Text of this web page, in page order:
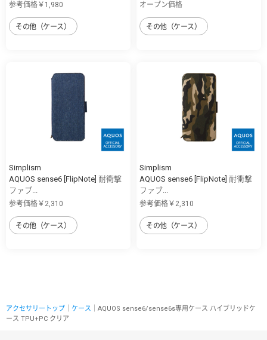
参考価格￥1,980
その他（ケース）
オープン価格
その他（ケース）
Simplism
AQUOS sense6 [FlipNote] 耐衝撃
ファブ...
参考価格￥2,310
その他（ケース）
Simplism
AQUOS sense6 [FlipNote] 耐衝撃
ファブ...
参考価格￥2,310
その他（ケース）
アクセサリートップ ケース ｜AQUOS sense6/sense6s専用ケース ハイブリッドケ
ース TPU+PC クリア